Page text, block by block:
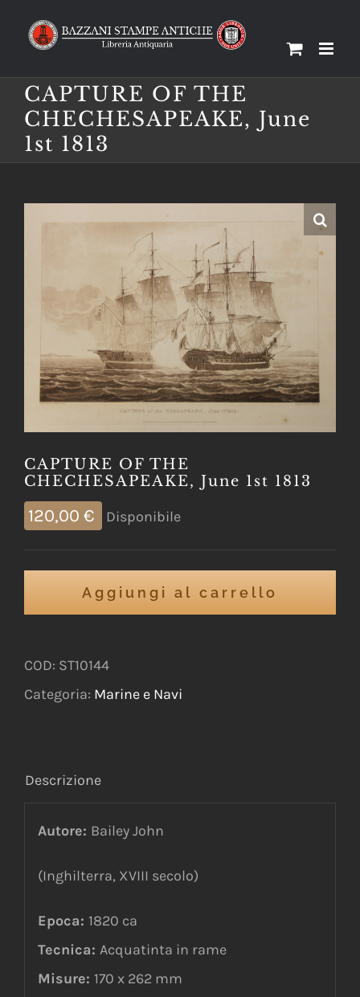
CAPTURE OF THE
CHECHESAPEAKE, June
1st 1813
CAPTURE OF THE
CHECHESAPEAKE, June 1st 1813
120,00 € Disponibile
Aggiungi al carrello
COD: ST10144
Categoria: Marine e Navi
Descrizione
Autore: Bailey John
(Inghilterra, XVIII secolo)
Epoca: 1820 ca
Tecnica: Acquatinta in rame
Misure: 170 x 262 mm